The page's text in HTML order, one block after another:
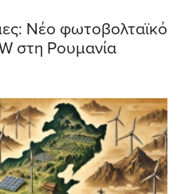
Νέο φωτοβολταϊκό
στη Ρουμανία